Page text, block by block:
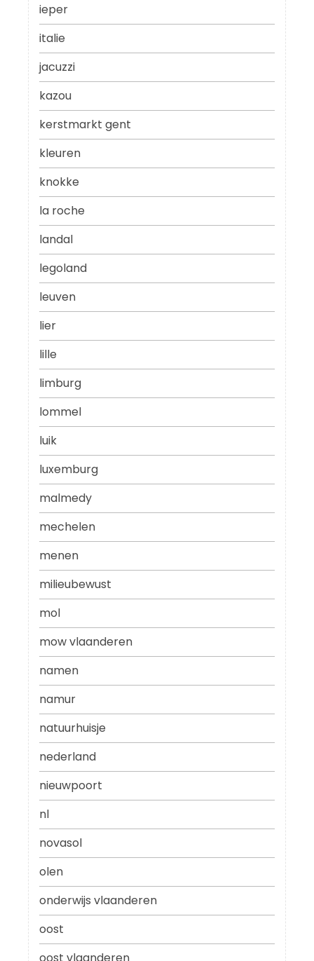
ieper
italie
jacuzzi
kazou
kerstmarkt gent
kleuren
knokke
la roche
landal
legoland
leuven
lier
lille
limburg
lommel
luik
luxemburg
malmedy
mechelen
menen
milieubewust
mol
mow vlaanderen
namen
namur
natuurhuisje
nederland
nieuwpoort
nl
novasol
olen
onderwijs vlaanderen
oost
oost vlaanderen